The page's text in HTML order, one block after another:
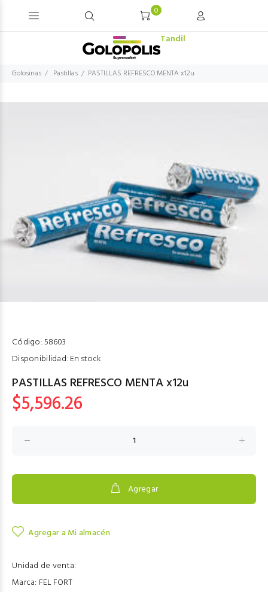
0
Tandil
Golosinas Pastillas PASTILLAS REFRESCO MENTA x12u
Código:58603
Disponibilidad: En stock
PASTILLAS REFRESCO MENTA x12u
$5,596.26
Agregar
Agregar a Mi almacén
Unidad de venta:
Marca: FEL FORT